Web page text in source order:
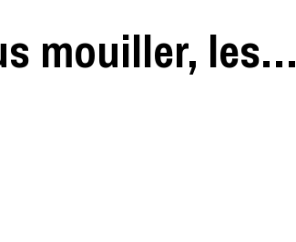
mouiller, les…